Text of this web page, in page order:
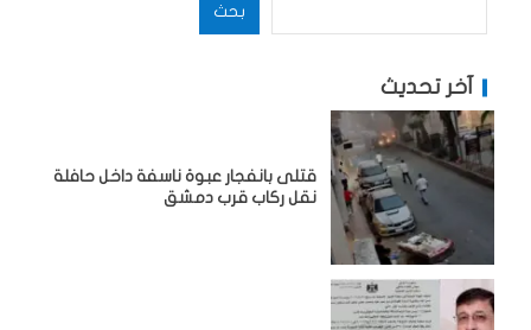
بحث
آخر تحديث
قتلى بانفجار عبوة ناسفة داخل حافلة
نقل ركاب قرب دمشق